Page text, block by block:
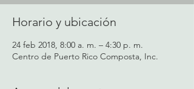
Horario y ubicación
24 feb 2018, 8:00 a. m. – 4:30 p. m.
Centro de Puerto Rico Composta, Inc.